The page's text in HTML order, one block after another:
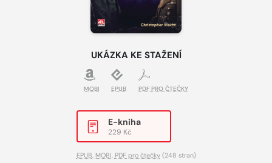
UKÁZKA KE STAŽENÍ
MOBI EPUB PDF PRO ČTEČKY
E-kniha
229 Kč
EPUB, MOBI, PDF pro čtečky(248 stran)